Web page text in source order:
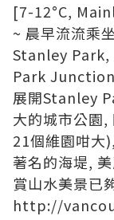
[7-12°C,
~ 晨早流流乘坐
Stanley Park,
Park
展開Stanley
大的城市公園
21個維園咁大
著名的海堤,
賞山水美景已
http://